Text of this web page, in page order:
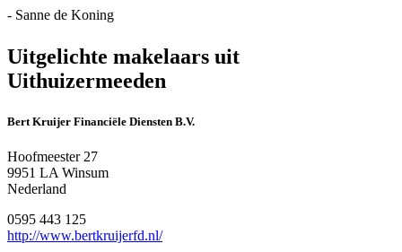
- Sanne de Koning
Uitgelichte makelaars uit
Uithuizermeeden
Bert Kruijer Financiële Diensten B.V.
Hoofmeester 27
9951 LA Winsum
Nederland
0595 443 125
http://www.bertkruijerfd.nl/